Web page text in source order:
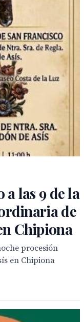
a las 9 de la
de
Chipiona
procesión
en Chipiona